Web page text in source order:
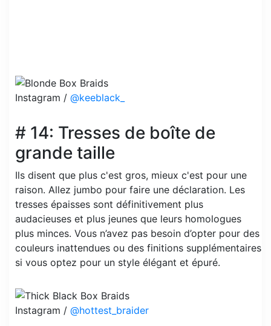
Instagram / @keeblack_
# 14: Tresses de boîte de
grande taille
Ils disent que plus c'est gros, mieux c'est pour une
raison. Allez jumbo pour faire une déclaration. Les
tresses épaisses sont définitivement plus
audacieuses et plus jeunes que leurs homologues
plus minces. Vous n’avez pas besoin d’opter pour des
couleurs inattendues ou des finitions supplémentaires
si vous optez pour un style élégant et épuré.
Instagram / @hottest_braider